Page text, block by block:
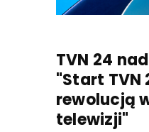
TVN 24
"Start TVN
rewolucją
telewizji"